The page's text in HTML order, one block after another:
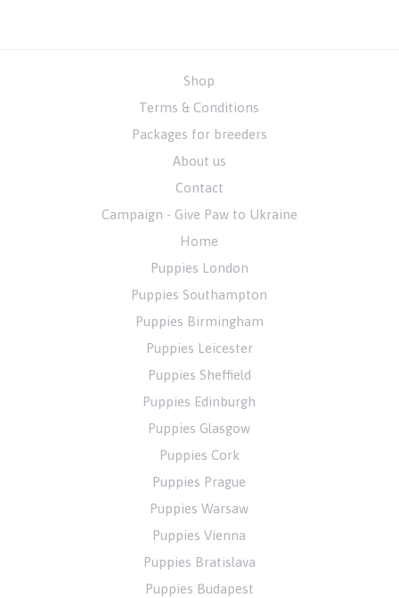
Shop
Terms & Conditions
Packages for breeders
About us
Contact
Campaign - Give Paw to Ukraine
Home
Puppies London
Puppies Southampton
Puppies Birmingham
Puppies Leicester
Puppies Sheffield
Puppies Edinburgh
Puppies Glasgow
Puppies Cork
Puppies Prague
Puppies Warsaw
Puppies Vienna
Puppies Bratislava
Puppies Budapest